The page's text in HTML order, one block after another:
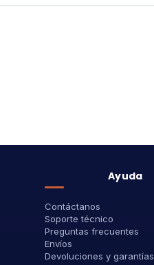
Ayuda
Contáctanos
Soporte técnico
Preguntas frecuentes
Envíos
Devoluciones y garantías